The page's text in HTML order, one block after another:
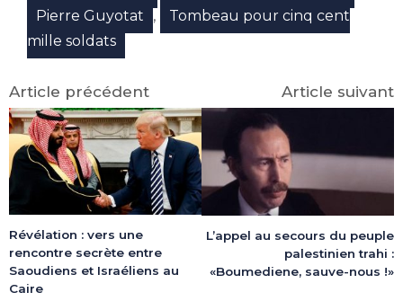
Pierre Guyotat ,
Tombeau pour cinq cent
mille soldats
Article précédent
Révélation : vers une
rencontre secrète entre
Saoudiens et Israéliens au
Caire
Article suivant
L’appel au secours du peuple
palestinien trahi :
«Boumediene, sauve-nous !»